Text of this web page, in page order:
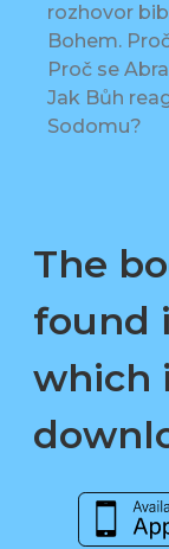
rozhovor
Bohem.
Proč se
Jak Bůh
Sodomu?
The
found
which